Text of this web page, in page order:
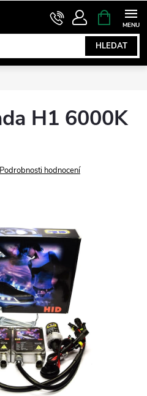
HLEDAT
NÁKUPNÍ
KOŠÍK
H1 6000K
Podrobnosti hodnocení